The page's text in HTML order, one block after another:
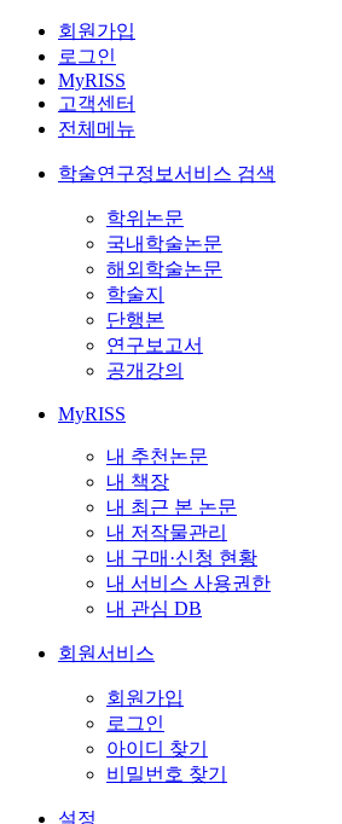
회원가입
로그인
MyRISS
고객센터
전체메뉴
학술연구정보서비스 검색
학위논문
국내학술논문
해외학술논문
학술지
단행본
연구보고서
공개강의
MyRISS
내 추천논문
내 책장
내 최근 본 논문
내 저작물관리
내 구매·신청 현황
내 서비스 사용권한
내 관심 DB
회원서비스
회원가입
로그인
아이디 찾기
비밀번호 찾기
설정